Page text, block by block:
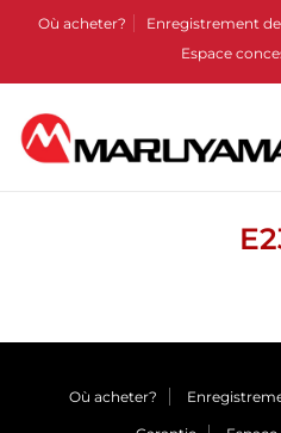
Où acheter? Enregistrement
Espace
Où acheter?